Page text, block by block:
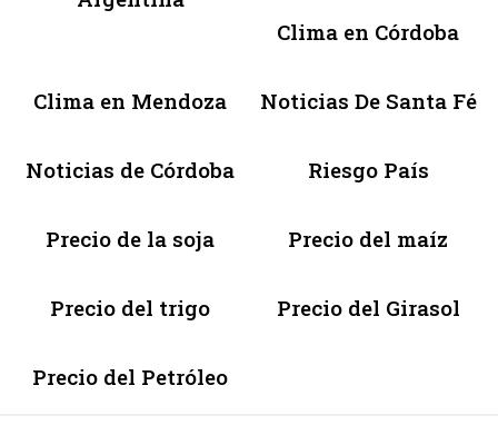
Clima en Córdoba
Clima en Mendoza Noticias De Santa Fé
Noticias de Córdoba Riesgo País
Precio de la soja Precio del maíz
Precio del trigo Precio del Girasol
Precio del Petróleo